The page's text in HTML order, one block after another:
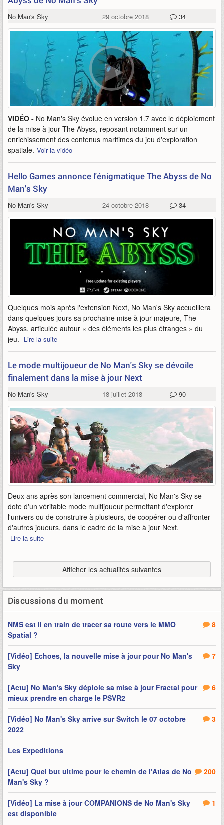
No Man's Sky 29 octobre 2018 34
VIDÉO - No Man's Sky évolue en version 1.7 avec le déploiement
de la mise à jour The Abyss, reposant notamment sur un
enrichissement des contenus maritimes du jeu d'exploration
spatiale. Voir la vidéo
Hello Games annonce l'énigmatique The Abyss de No
Man's Sky
No Man's Sky 24 octobre 2018 34
Quelques mois après l'extension Next, No Man's Sky accueillera
dans quelques jours sa prochaine mise à jour majeure, The
Abyss, articulée autour « des éléments les plus étranges » du
jeu. Lire la suite
Le mode multijoueur de No Man's Sky se dévoile
finalement dans la mise à jour Next
No Man's Sky 18 juillet 2018 90
Deux ans après son lancement commercial, No Man's Sky se
dote d'un véritable mode multijoueur permettant d'explorer
l'univers ou de construire à plusieurs, de coopérer ou d'affronter
d'autres joueurs, dans le cadre de la mise à jour Next.
Lire la suite
Afficher les actualités suivantes
Discussions du moment
8
NMS est il en train de tracer sa route vers le MMO
Spatial ?
7
[Vidéo] Echoes, la nouvelle mise à jour pour No Man's
Sky
6
[Actu] No Man's Sky déploie sa mise à jour Fractal pour
mieux prendre en charge le PSVR2
3
[Vidéo] No Man's Sky arrive sur Switch le 07 octobre
2022
Les Expeditions
200
[Actu] Quel but ultime pour le chemin de l'Atlas de No
Man's Sky ?
1
[Vidéo] La mise à jour COMPANIONS de No Man's Sky
est disponible